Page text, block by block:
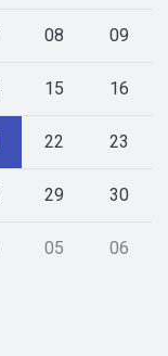
08 09
15 16
22 23
29 30
05 06